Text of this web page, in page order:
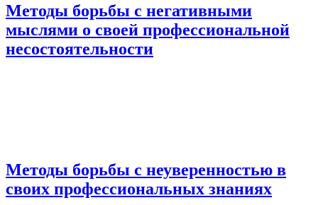
Методы борьбы с негативными
мыслями о своей профессиональной
несостоятельности
Методы борьбы с неуверенностью в
своих профессиональных знаниях